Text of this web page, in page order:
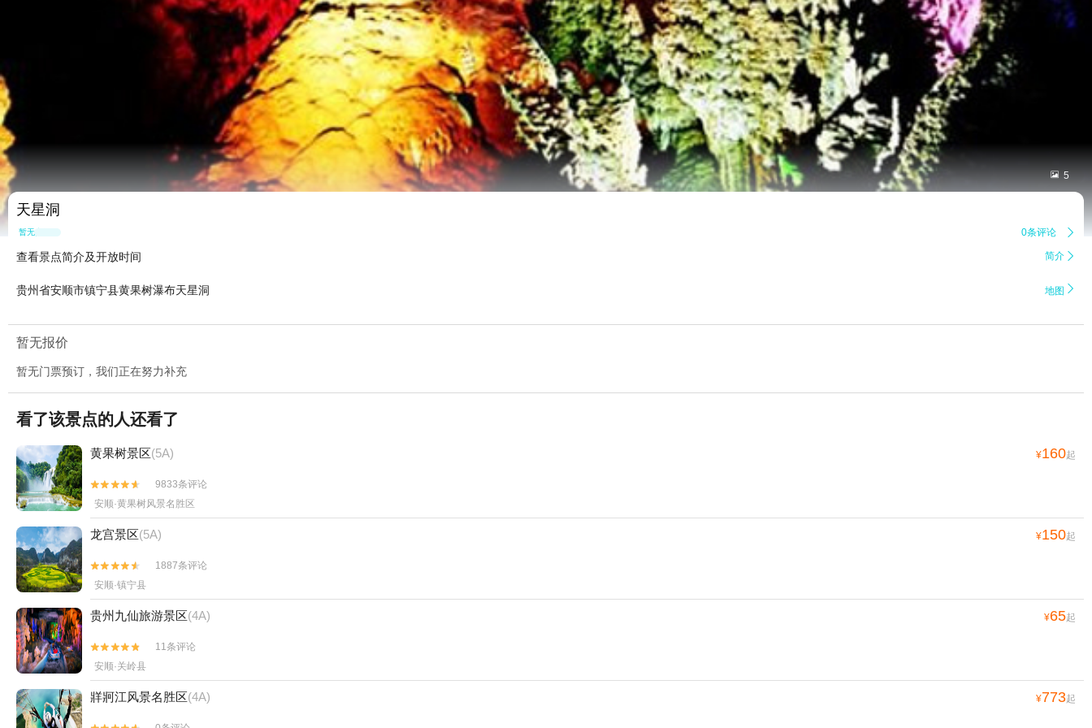
 5
天星洞
暂无点评 0条评论 
查看景点简介及开放时间 简介 
贵州省安顺市镇宁县黄果树瀑布天星洞 地图 
暂无报价
暂无门票预订，我们正在努力补充
看了该景点的人还看了
黄果树景区(5A) ¥160起


9833条评论
安顺·黄果树风景名胜区
龙宫景区(5A) ¥150起


1887条评论
安顺·镇宁县
贵州九仙旅游景区(4A) ¥65起


11条评论
安顺·关岭县
牂牁江风景名胜区(4A) ¥773起